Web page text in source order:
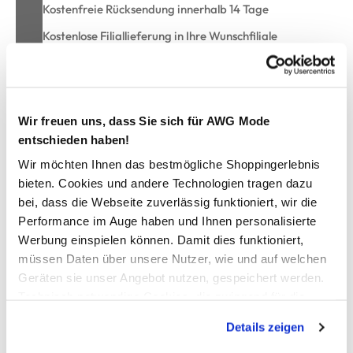
Wir freuen uns, dass Sie sich für AWG Mode
entschieden haben!
Wir möchten Ihnen das bestmögliche Shoppingerlebnis
bieten. Cookies und andere Technologien tragen dazu
bei, dass die Webseite zuverlässig funktioniert, wir die
Performance im Auge haben und Ihnen personalisierte
Werbung einspielen können. Damit dies funktioniert,
müssen Daten über unsere Nutzer, wie und auf welchen
Geräten sie unser Angebot nutzen, gespeichert werden.
werden, werden bei der Nutzung der Webseite auf jeden
Details zeigen
Kostenfreie Rücksendung innerhalb 14 Tage
Kostenlose Filiallieferung in Ihre Wunschfiliale
Stuhlkissen im Patchworkdessin 40x40cm
praktisches Stuhlkissen von Villa Grinario
Vorderseite im Patchworkdessin
schön abgesteppt in wattierte Einzelteile
Rückseite im Minimaldessin ohne Absteppung
in verschiedenen Farben erhältlich